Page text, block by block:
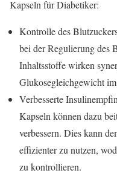
Kapseln für Diabetiker:
Kontrolle des
bei der Regulierung des
Inhaltsstoffe wirken
Glukosegleichgewicht
Verbesserte
Kapseln können dazu
verbessern. Dies kann
effizienter zu nutzen,
zu kontrollieren.